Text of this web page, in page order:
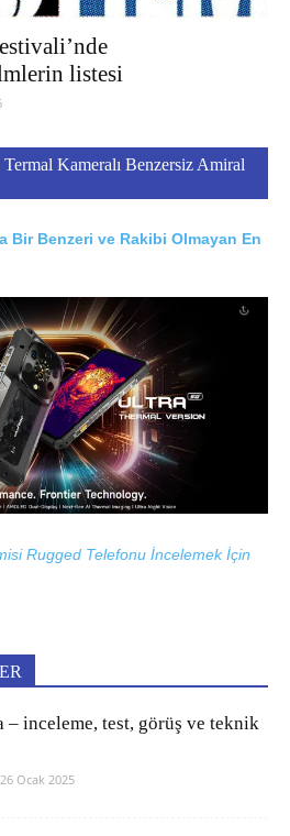
listesi
Kameralı Benzersiz Amiral
Bir Benzeri ve Rakibi Olmayan En
Rugged Telefonu İncelemek İçin
inceleme, test, görüş ve teknik
26 Ocak 2025